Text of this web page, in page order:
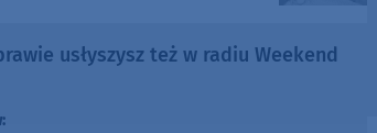
usłyszysz też w radiu Weekend